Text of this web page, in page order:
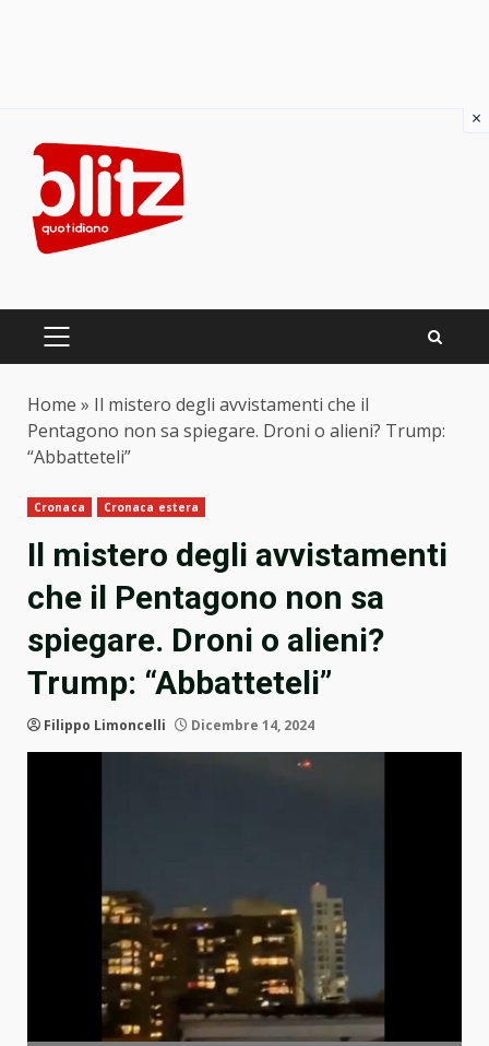
content
PRIMARY
Home » Il mistero degli avvistamenti che il
Pentagono non sa spiegare. Droni o alieni? Trump:
“Abbatteteli”
Cronaca Cronaca estera
Il mistero degli avvistamenti
che il Pentagono non sa
spiegare. Droni o alieni?
Trump: “Abbatteteli”
Filippo Limoncelli Dicembre 14, 2024
×